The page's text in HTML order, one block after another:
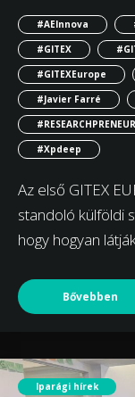
#AEInnova
#GITEX
#GITEXEurope
#Javier Farré
#Xpdeep
Az első GITEX
standoló külföldi
hogy hogyan
Bővebben
Iparági hírek